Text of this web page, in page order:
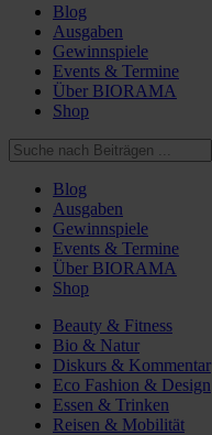
Blog
Ausgaben
Gewinnspiele
Events & Termine
Über BIORAMA
Shop
Blog
Ausgaben
Gewinnspiele
Events & Termine
Über BIORAMA
Shop
Beauty & Fitness
Bio & Natur
Diskurs & Kommentar
Eco Fashion & Design
Essen & Trinken
Reisen & Mobilität